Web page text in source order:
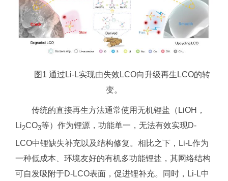
图1 通过Li-L实现由失效LCO向升级再生LCO的转
变。
传统的直接再生方法通常使用无机锂盐（LiOH，
Li2CO3等）作为锂源，功能单一，无法有效实现D-
LCO中锂缺失补充以及结构修复。相比之下，Li-L作为
一种低成本、环境友好的有机多功能锂盐，其网络结构
可自发吸附于D-LCO表面，促进锂补充。同时，Li-L中